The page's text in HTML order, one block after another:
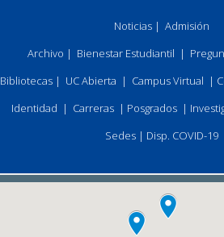
Noticias| Admisión
Archivo | Bienestar Estudiantil |
Bibliotecas| UC Abierta | Campus Virtual |
Identidad | Carreras| Posgrados|
Sedes| Disp. COVID-19